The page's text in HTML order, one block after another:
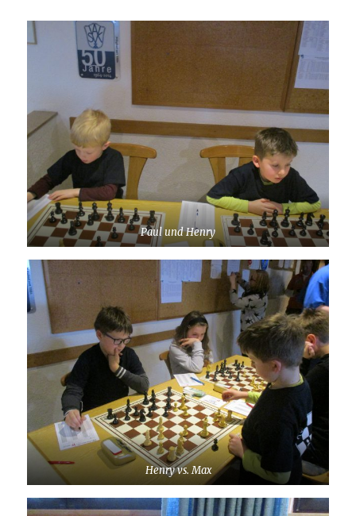
Paul und Henry
Henry vs. Max